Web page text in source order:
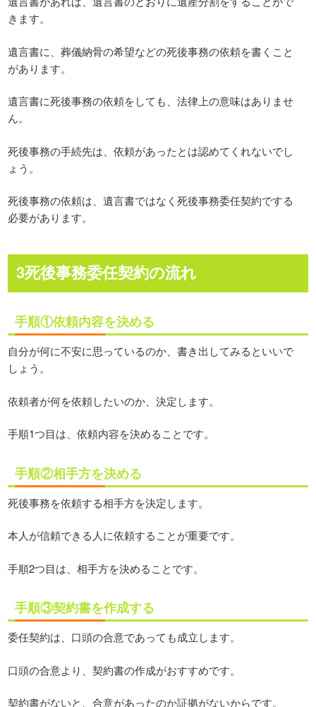
きます。
遺言書に、葬儀納骨の希望などの死後事務の依頼を書くこと
があります。
遺言書に死後事務の依頼をしても、法律上の意味はありませ
ん。
死後事務の手続先は、依頼があったとは認めてくれないでし
ょう。
死後事務の依頼は、遺言書ではなく死後事務委任契約でする
必要があります。
3死後事務委任契約の流れ
手順①依頼内容を決める
自分が何に不安に思っているのか、書き出してみるといいで
しょう。
依頼者が何を依頼したいのか、決定します。
手順1つ目は、依頼内容を決めることです。
手順②相手方を決める
死後事務を依頼する相手方を決定します。
本人が信頼できる人に依頼することが重要です。
手順2つ目は、相手方を決めることです。
手順③契約書を作成する
委任契約は、口頭の合意であっても成立します。
口頭の合意より、契約書の作成がおすすめです。
契約書がないと、合意があったのか証拠がないからです。